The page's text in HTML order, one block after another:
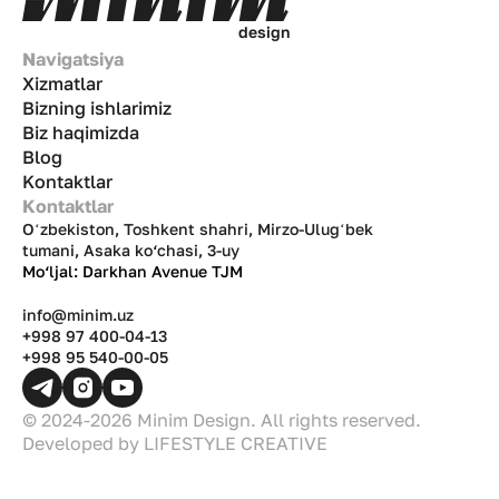
design
Navigatsiya
Xizmatlar
Bizning ishlarimiz
Biz haqimizda
Blog
Kontaktlar
Kontaktlar
Oʻzbekiston, Toshkent shahri, Mirzo-Ulugʻbek
tumani, Asaka ko‘chasi, 3-uy
Mo‘ljal: Darkhan Avenue TJM
info@minim.uz
+998 97 400-04-13
+998 95 540-00-05
© 2024-2026 Minim Design. All rights reserved.
Developed by LIFESTYLE CREATIVE